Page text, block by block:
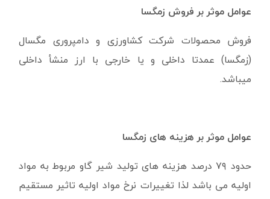
عوامل موثر بر فروش زمگسا
فروش محصولات شرکت کشاورزی و دامپروری مگسال
(زمگسا) عمدتا داخلی و یا خارجی با ارز منشأ داخلی
میباشد.
عوامل موثر بر هزینه های زمگسا
حدود ۷۹ درصد هزینه های تولید شیر گاو مربوط به مواد
اولیه می باشد لذا تغییرات نرخ مواد اولیه تاثیر مستقیم